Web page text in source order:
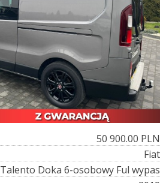
50 900.00 PLN
Fiat
Talento Doka 6-osobowy Ful wypas